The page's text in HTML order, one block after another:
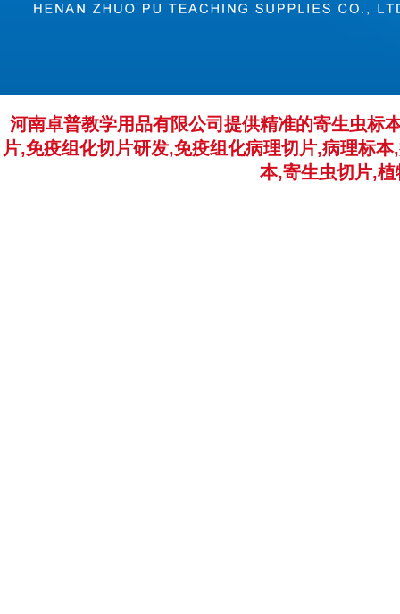
河南卓普教学用品有限公司提供精准的寄生虫标
片,免疫组化切片研发,免疫组化病理切片,病理标
本,寄生虫切片,